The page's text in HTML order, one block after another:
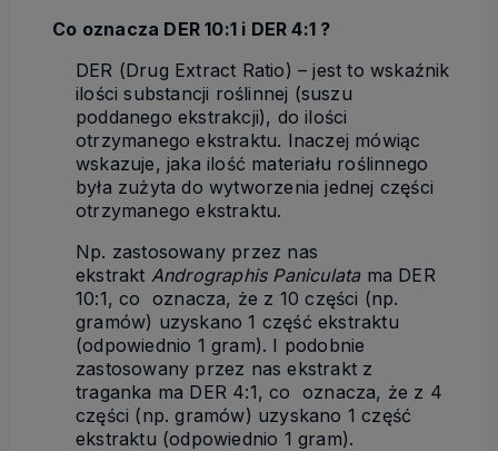
Co oznacza DER 10:1 i DER 4:1 ?
DER (Drug Extract Ratio) – jest to wskaźnik
ilości substancji roślinnej (suszu
poddanego ekstrakcji), do ilości
otrzymanego ekstraktu. Inaczej mówiąc
wskazuje, jaka ilość materiału roślinnego
była zużyta do wytworzenia jednej części
otrzymanego ekstraktu.
Np. zastosowany przez nas
ekstrakt Andrographis Paniculatama DER
10:1, co oznacza, że z 10 części (np.
gramów) uzyskano 1 część ekstraktu
(odpowiednio 1 gram). I podobnie
zastosowany przez nas ekstrakt z
traganka ma DER 4:1, co oznacza, że z 4
części (np. gramów) uzyskano 1 część
ekstraktu (odpowiednio 1 gram).